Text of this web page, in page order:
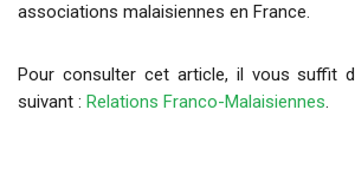
associations malaisiennes en France.
Pour consulter cet article, il vous suffit
suivant : Relations Franco-Malaisiennes.